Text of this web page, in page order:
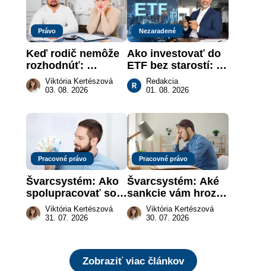
Právo
Keď rodič nemôže
rozhodnúť:
nahradenie prejavu
vôle súdom v
Viktória Kertészová
03. 08. 2026
Nezaradené
Ako investovať do
ETF bez starostí:
Investičné plány,
ktoré urobia prácu
Redakcia
01. 08. 2026
Pracovné právo
Švarcsystém: Ako
spolupracovať so
živnostníkom
legálne a bez
Viktória Kertészová
31. 07. 2026
Pracovné právo
Švarcsystém: Aké
sankcie vám hrozia
a prečo nestačí
zaplatiť pokutu?
Viktória Kertészová
30. 07. 2026
Zobraziť viac článkov